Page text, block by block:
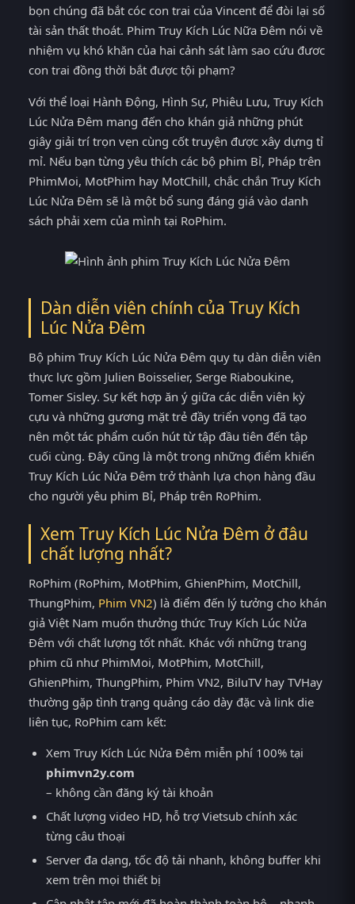
bọn chúng đã bắt cóc con trai của Vincent để đòi lại số
tài sản thất thoát. Phim Truy Kích Lúc Nữa Đêm nói về
nhiệm vụ khó khăn của hai cảnh sát làm sao cứu đươc
con trai đồng thời bắt được tội phạm?
Với thể loại Hành Động, Hình Sự, Phiêu Lưu, Truy Kích
Lúc Nửa Đêm mang đến cho khán giả những phút
giây giải trí trọn vẹn cùng cốt truyện được xây dựng tỉ
mỉ. Nếu bạn từng yêu thích các bộ phim Bỉ, Pháp trên
PhimMoi, MotPhim hay MotChill, chắc chắn Truy Kích
Lúc Nửa Đêm sẽ là một bổ sung đáng giá vào danh
sách phải xem của mình tại RoPhim.
Dàn diễn viên chính của Truy Kích
Lúc Nửa Đêm
Bộ phim Truy Kích Lúc Nửa Đêm quy tụ dàn diễn viên
thực lực gồm Julien Boisselier, Serge Riaboukine,
Tomer Sisley. Sự kết hợp ăn ý giữa các diễn viên kỳ
cựu và những gương mặt trẻ đầy triển vọng đã tạo
nên một tác phẩm cuốn hút từ tập đầu tiên đến tập
cuối cùng. Đây cũng là một trong những điểm khiến
Truy Kích Lúc Nửa Đêm trở thành lựa chọn hàng đầu
cho người yêu phim Bỉ, Pháp trên RoPhim.
Xem Truy Kích Lúc Nửa Đêm ở đâu
chất lượng nhất?
RoPhim (RoPhim, MotPhim, GhienPhim, MotChill,
ThungPhim, Phim VN2) là điểm đến lý tưởng cho khán
giả Việt Nam muốn thưởng thức Truy Kích Lúc Nửa
Đêm với chất lượng tốt nhất. Khác với những trang
phim cũ như PhimMoi, MotPhim, MotChill,
GhienPhim, ThungPhim, Phim VN2, BiluTV hay TVHay
thường gặp tình trạng quảng cáo dày đặc và link die
liên tục, RoPhim cam kết:
Xem Truy Kích Lúc Nửa Đêm miễn phí 100% tại
phimvn2y.com
– không cần đăng ký tài khoản
Chất lượng video HD, hỗ trợ Vietsub chính xác
từng câu thoại
Server đa dạng, tốc độ tải nhanh, không buffer khi
xem trên mọi thiết bị